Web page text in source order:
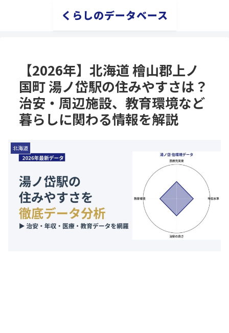
くらしのデータベース
【2026年】北海道 檜山郡上ノ
国町 湯ノ岱駅の住みやすさは？
治安・周辺施設、教育環境など
暮らしに関わる情報を解説
北海道